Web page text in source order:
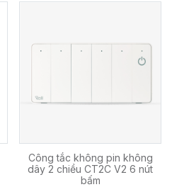
Công tắc không pin không
dây 2 chiều CT2C V2 6 nút
bấm